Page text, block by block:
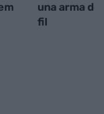
una arma
fil